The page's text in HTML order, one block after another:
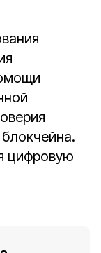
цифровую